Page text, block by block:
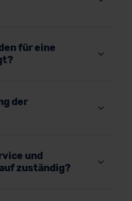
für eine
der
und
zuständig?